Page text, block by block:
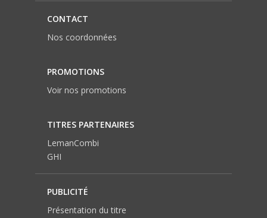
CONTACT
Nos coordonnées
PROMOTIONS
Voir nos promotions
TITRES PARTENAIRES
LemanCombi
GHI
PUBLICITÉ
Présentation du titre